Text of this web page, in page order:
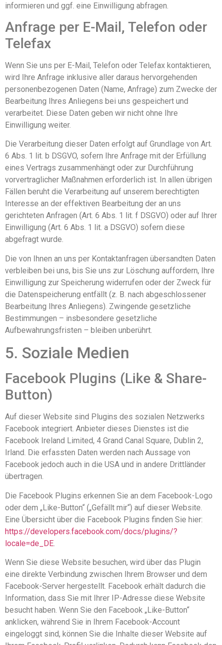
informieren und ggf. eine Einwilligung abfragen.
Anfrage per E-Mail, Telefon oder
Telefax
Wenn Sie uns per E-Mail, Telefon oder Telefax kontaktieren,
wird Ihre Anfrage inklusive aller daraus hervorgehenden
personenbezogenen Daten (Name, Anfrage) zum Zwecke der
Bearbeitung Ihres Anliegens bei uns gespeichert und
verarbeitet. Diese Daten geben wir nicht ohne Ihre
Einwilligung weiter.
Die Verarbeitung dieser Daten erfolgt auf Grundlage von Art.
6 Abs. 1 lit. b DSGVO, sofern Ihre Anfrage mit der Erfüllung
eines Vertrags zusammenhängt oder zur Durchführung
vorvertraglicher Maßnahmen erforderlich ist. In allen übrigen
Fällen beruht die Verarbeitung auf unserem berechtigten
Interesse an der effektiven Bearbeitung der an uns
gerichteten Anfragen (Art. 6 Abs. 1 lit. f DSGVO) oder auf Ihrer
Einwilligung (Art. 6 Abs. 1 lit. a DSGVO) sofern diese
abgefragt wurde.
Die von Ihnen an uns per Kontaktanfragen übersandten Daten
verbleiben bei uns, bis Sie uns zur Löschung auffordern, Ihre
Einwilligung zur Speicherung widerrufen oder der Zweck für
die Datenspeicherung entfällt (z. B. nach abgeschlossener
Bearbeitung Ihres Anliegens). Zwingende gesetzliche
Bestimmungen – insbesondere gesetzliche
Aufbewahrungsfristen – bleiben unberührt.
5. Soziale Medien
Facebook Plugins (Like & Share-
Button)
Auf dieser Website sind Plugins des sozialen Netzwerks
Facebook integriert. Anbieter dieses Dienstes ist die
Facebook Ireland Limited, 4 Grand Canal Square, Dublin 2,
Irland. Die erfassten Daten werden nach Aussage von
Facebook jedoch auch in die USA und in andere Drittländer
übertragen.
Die Facebook Plugins erkennen Sie an dem Facebook-Logo
oder dem „Like-Button“ („Gefällt mir“) auf dieser Website.
Eine Übersicht über die Facebook Plugins finden Sie hier:
https://developers.facebook.com/docs/plugins/?
locale=de_DE
Wenn Sie diese Website besuchen, wird über das Plugin
eine direkte Verbindung zwischen Ihrem Browser und dem
Facebook-Server hergestellt. Facebook erhält dadurch die
Information, dass Sie mit Ihrer IP-Adresse diese Website
besucht haben. Wenn Sie den Facebook „Like-Button“
anklicken, während Sie in Ihrem Facebook-Account
eingeloggt sind, können Sie die Inhalte dieser Website auf